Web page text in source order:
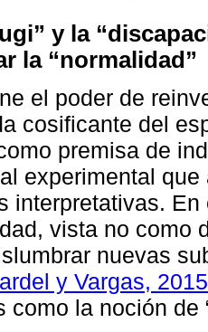
y la
la “normalidad”
el poder de
cosificante del
premisa de
experimental
interpretativas.
vista no como
nuevas
y Vargas, 2015
como la noción de